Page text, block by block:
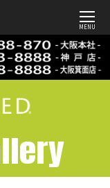
MENU